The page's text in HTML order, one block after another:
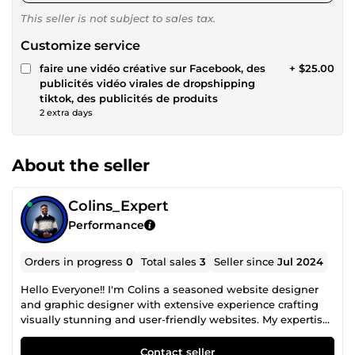
This seller is not subject to sales tax.
Customize service
faire une vidéo créative sur Facebook, des
publicités vidéo virales de dropshipping
tiktok, des publicités de produits
2 extra days
+ $25.00
About the seller
Colins_Expert
Performance
Orders in progress0 Total sales3 Seller sinceJul 2024
Hello Everyone!! I'm Colins a seasoned website designer
and graphic designer with extensive experience crafting
visually stunning and user-friendly websites. My expertise
spans across designing responsive websites, e-commerce
platforms, and custom web applications, ensuring
Contact seller